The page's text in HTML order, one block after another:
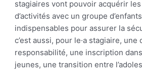
stagiaires vont pouvoir acquérir
d’activités avec un groupe
indispensables pour assurer la
c’est aussi, pour le·a stagiaire,
responsabilité, une inscription
jeunes, une transition entre